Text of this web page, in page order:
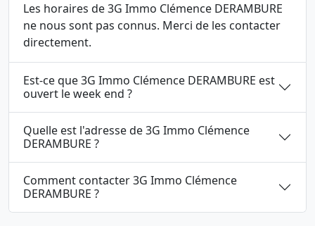
Les horaires de 3G Immo Clémence DERAMBURE
ne nous sont pas connus. Merci de les contacter
directement.
Est-ce que 3G Immo Clémence DERAMBURE est
ouvert le week end ?
Quelle est l'adresse de 3G Immo Clémence
DERAMBURE ?
Comment contacter 3G Immo Clémence
DERAMBURE ?